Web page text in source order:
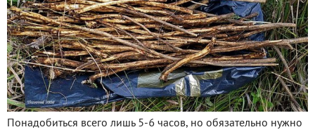
Понадобиться всего лишь 5-6 часов, но обязательно нужно